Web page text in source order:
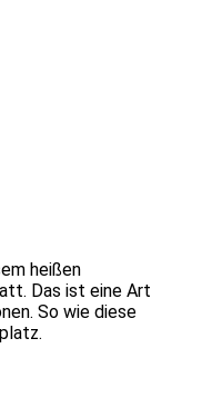
heißen
Das ist eine Art
So wie diese